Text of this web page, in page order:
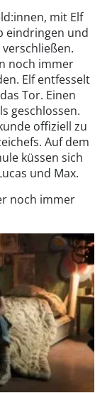
mit Elf
eindringen und
noch immer
Elf entfesselt
Tor. Einen
geschlossen.
offiziell zu
Auf dem
küssen sich
und Max.
noch immer